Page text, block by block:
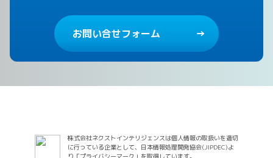
お問い合せフォーム
株式会社ネクストインテリジェンスは個人情報の取扱いを適切
に行っている企業として、日本情報処理開発協会(JIPDEC)よ
り「プライバシーマーク」を取得しています。